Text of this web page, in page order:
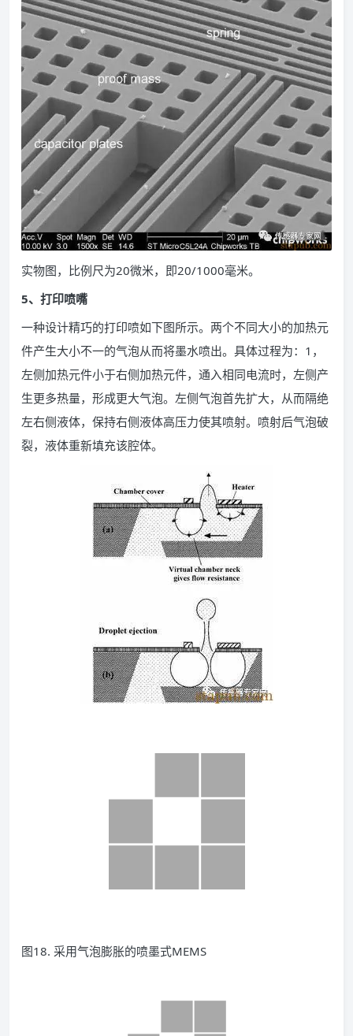
实物图，比例尺为20微米，即20/1000毫米。
5、打印喷嘴
一种设计精巧的打印喷如下图所示。两个不同大小的加热元
件产生大小不一的气泡从而将墨水喷出。具体过程为：1，
左侧加热元件小于右侧加热元件，通入相同电流时，左侧产
生更多热量，形成更大气泡。左侧气泡首先扩大，从而隔绝
左右侧液体，保持右侧液体高压力使其喷射。喷射后气泡破
裂，液体重新填充该腔体。
图18. 采用气泡膨胀的喷墨式MEMS